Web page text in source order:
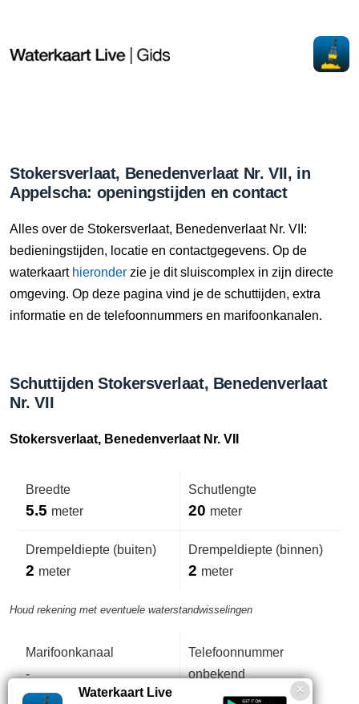
Stokersverlaat, Benedenverlaat Nr. VII, in
Appelscha: openingstijden en contact
Alles over de Stokersverlaat, Benedenverlaat Nr. VII:
bedieningstijden, locatie en contactgegevens. Op de
waterkaart hieronder zie je dit sluiscomplex in zijn directe
omgeving. Op deze pagina vind je de schuttijden, extra
informatie en de telefoonnummers en marifoonkanalen.
Schuttijden Stokersverlaat, Benedenverlaat
Nr. VII
Stokersverlaat, Benedenverlaat Nr. VII
Breedte
5.5 meter
Schutlengte
20 meter
Drempeldiepte (buiten)
2 meter
Drempeldiepte (binnen)
2 meter
Houd rekening met eventuele waterstandwisselingen
Marifoonkanaal
-
Telefoonnummer
onbekend
Waterkaart Live